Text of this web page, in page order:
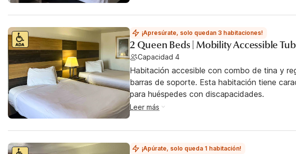
¡Apresúrate, solo quedan 3 habitaciones!
2 Queen Beds | Mobility Accessible
Capacidad 4
Habitación accesible con combo de tina y
barras de soporte. Esta habitación tiene
para huéspedes con discapacidades.
Leer más
¡Apúrate, solo queda 1 habitación!